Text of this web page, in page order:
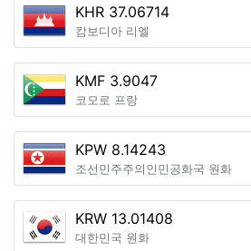
KHR 37.06714
캄보디아 리엘
KMF 3.9047
코모로 프랑
KPW 8.14243
조선민주주의인민공화국 원화
KRW 13.01408
대한민국 원화